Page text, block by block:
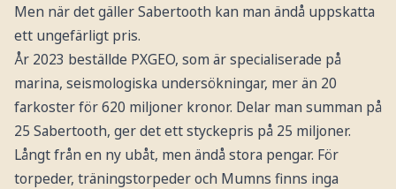
Men när det gäller Sabertooth kan man ändå uppskatta
ett ungefärligt pris.
År 2023 beställde PXGEO, som är specialiserade på
marina, seismologiska undersökningar, mer än 20
farkoster för 620 miljoner kronor. Delar man summan på
25 Sabertooth, ger det ett styckepris på 25 miljoner.
Långt från en ny ubåt, men ändå stora pengar. För
torpeder, träningstorpeder och Mumns finns inga